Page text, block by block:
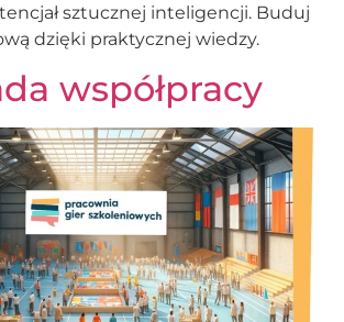
sztucznej inteligencji. Buduj
dzięki praktycznej wiedzy.
współpracy